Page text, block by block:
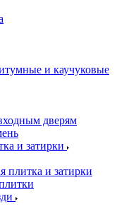
и каучуковые
дверям
и затирки
плитка и затирки